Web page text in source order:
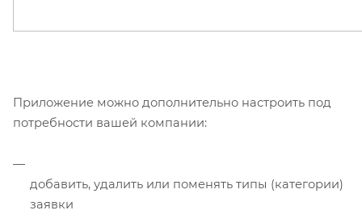
Приложение можно дополнительно настроить под
потребности вашей компании:
добавить, удалить или поменять типы (категории)
заявки